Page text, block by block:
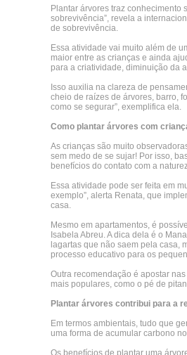
Plantar árvores traz conhecimento
sobrevivência”, revela a
de sobrevivência.
Essa atividade vai muito além de
maior entre as crianças e ainda
para a criatividade, diminuição da
Isso auxilia na clareza de
cheio de raízes de árvores, barro,
como se segurar”, exemplifica ela.
Como plantar árvores com
As crianças são muito
sem medo de se sujar! Por isso,
benefícios do contato com a
Essa atividade pode ser feita em
exemplo”, alerta Renata, que
casa.
Mesmo em apartamentos, é
Isabela Abreu. A dica dela é o
lagartas que não saem pela casa,
processo educativo para os
Outra recomendação é apostar
mais populares, como o pé de
Plantar árvores contribui para a
Em termos ambientais, tudo que
uma forma de acumular carbono
Os benefícios de plantar uma